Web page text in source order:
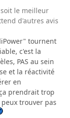
le meilleur
d'autres avis
tournent
c'est la
PAS au sein
et la réactivité
en
prendrait trop
trouver pas